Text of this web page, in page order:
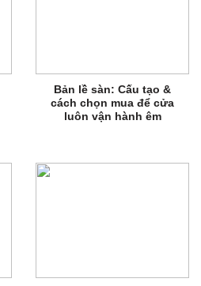
Bản lề sàn: Cấu tạo &
cách chọn mua để cửa
luôn vận hành êm